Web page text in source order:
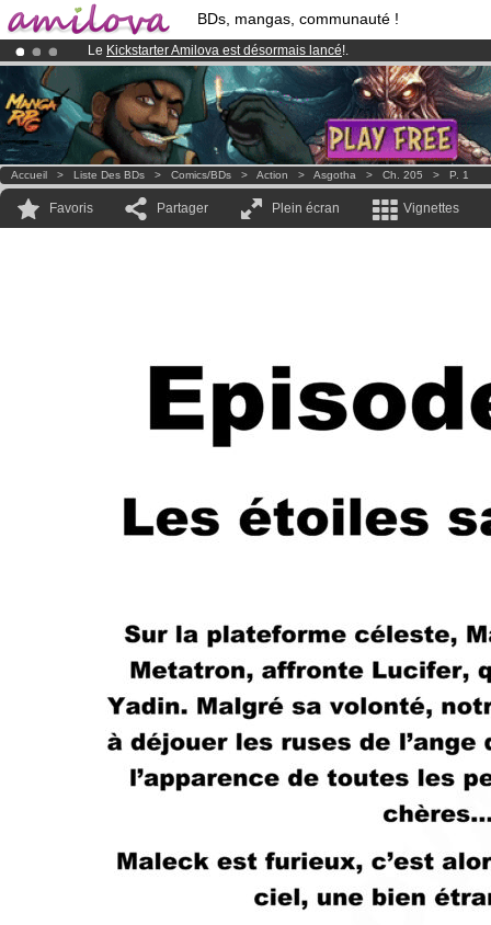
BDs, mangas, communauté !
Le Kickstarter Amilova est désormais lancé!.
Abonnement premium: à partir de3.95 eurospar mois !Clique ici
Déjà 134393membreset 1208BDs & Mangas!
Accueil > Liste Des BDs > Comics/BDs > Action > Asgotha > Ch. 205 > P. 1
Favoris Partager Plein écran Vignettes